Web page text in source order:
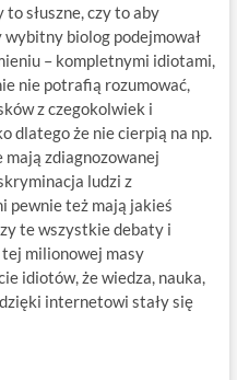
słuszne, czy to aby
biolog podejmował
– kompletnymi idiotami,
nie potrafią rozumować,
z czegokolwiek i
dlatego że nie cierpią na np.
mają zdiagnozowanej
ludzi z
pewnie też mają jakieś
te wszystkie debaty i
milionowej masy
idiotów, że wiedza, nauka,
internetowi stały się